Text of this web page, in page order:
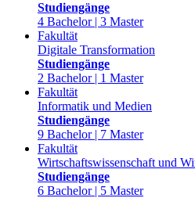
Studiengänge
4 Bachelor | 3 Master
Fakultät
Digitale Transformation
Studiengänge
2 Bachelor | 1 Master
Fakultät
Informatik und Medien
Studiengänge
9 Bachelor | 7 Master
Fakultät
Wirtschaftswissenschaft und
Studiengänge
6 Bachelor | 5 Master